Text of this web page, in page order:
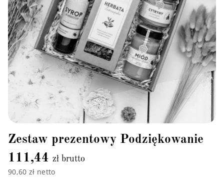
Zestaw prezentowy Podziękowanie
111,44 zł brutto
90,60 zł netto